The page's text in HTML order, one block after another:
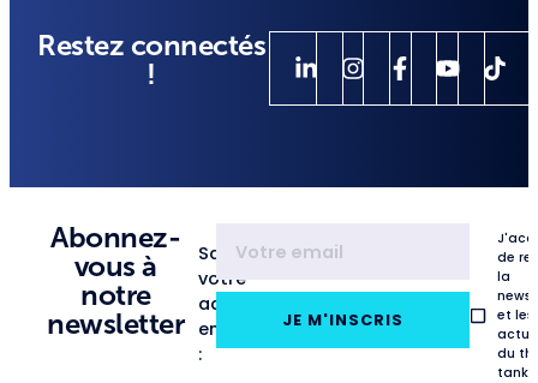
Restez connectés
!
Abonnez-
vous à
notre
newsletter
Saisissez
votre
adresse
email
:
JE M'INSCRIS
de
la
et les
du
tank